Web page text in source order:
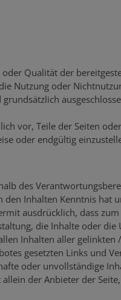
Qualität der
Nutzung oder
vor, Teile der Seiten
oder endgültig
des
Inhalten Kenntnis hat
ausdrücklich, dass
die Inhalte oder
Inhalten aller
gesetzten Links und
oder unvollständige
der Anbieter der